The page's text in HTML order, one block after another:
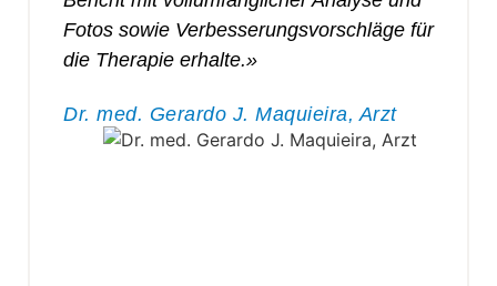
Fotos sowie Verbesserungsvorschläge für
die Therapie erhalte.»
Dr. med. Gerardo J. Maquieira, Arzt